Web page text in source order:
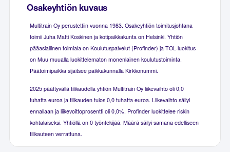
Osakeyhtiön kuvaus
Multitrain Oy perustettiin vuonna 1983. Osakeyhtiön toimitusjohtana
toimii Juha Matti Koskinen ja kotipaikkakunta on Helsinki. Yhtiön
pääasiallinen toimiala on Koulutuspalvelut (Profinder) ja TOL-luokitus
on Muu muualla luokittelematon monenlainen koulutustoiminta.
Päätoimipaikka sijaitsee paikkakunnalla Kirkkonummi.
2025 päättyvällä tilikaudella yhtiön Multitrain Oy liikevaihto oli 0,0
tuhatta euroa ja tilikauden tulos 0,0 tuhatta euroa. Liikevaihto säilyi
ennallaan ja liikevoittoprosentti oli 0,0%. Profinder luokittelee riskin
kohtalaiseksi. Yhtiöllä on 0 työntekijää. Määrä säilyi samana edelliseen
tilikauteen verrattuna.